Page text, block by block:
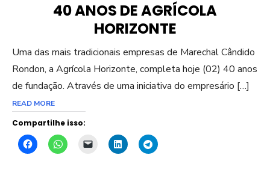
40 ANOS DE AGRÍCOLA
HORIZONTE
Uma das mais tradicionais empresas de Marechal Cândido
Rondon, a Agrícola Horizonte, completa hoje (02) 40 anos
de fundação. Através de uma iniciativa do empresário […]
READ MORE
Compartilhe isso: